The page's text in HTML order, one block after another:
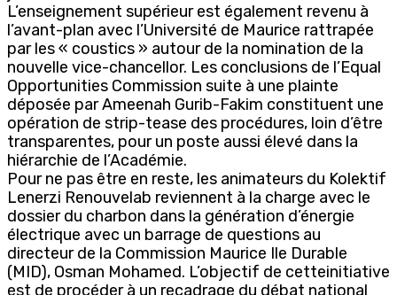
L’enseignement supérieur est également revenu à
l’avant-plan avec l’Université de Maurice rattrapée
par les « coustics » autour de la nomination de la
nouvelle vice-chancellor. Les conclusions de l’Equal
Opportunities Commission suite à une plainte
déposée par Ameenah Gurib-Fakim constituent une
opération de strip-tease des procédures, loin d’être
transparentes, pour un poste aussi élevé dans la
hiérarchie de l’Académie.
Pour ne pas être en reste, les animateurs du Kolektif
Lenerzi Renouvelab reviennent à la charge avec le
dossier du charbon dans la génération d’énergie
électrique avec un barrage de questions au
directeur de la Commission Maurice Ile Durable
(MID), Osman Mohamed. L’objectif de cetteinitiative
est de procéder à un recadrage du débat national